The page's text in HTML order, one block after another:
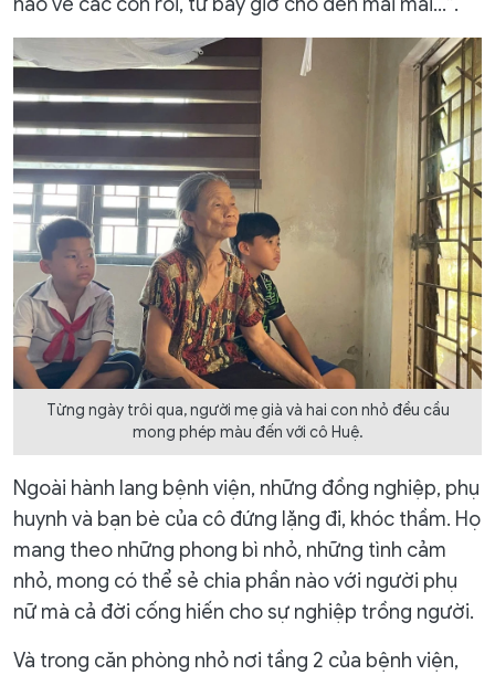
Từng ngày trôi qua, người mẹ già và hai con nhỏ đều cầu
mong phép màu đến với cô Huệ.
Ngoài hành lang bệnh viện, những đồng nghiệp, phụ
huynh và bạn bè của cô đứng lặng đi, khóc thầm. Họ
mang theo những phong bì nhỏ, những tình cảm
nhỏ, mong có thể sẻ chia phần nào với người phụ
nữ mà cả đời cống hiến cho sự nghiệp trồng người.
Và trong căn phòng nhỏ nơi tầng 2 của bệnh viện,